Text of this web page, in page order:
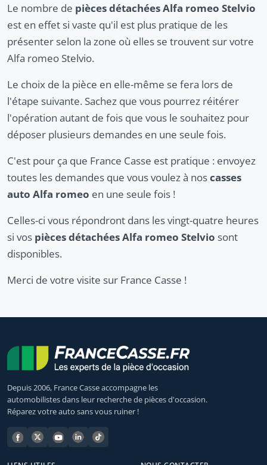
Le nombre de pièces détachées Alfa romeo Stelvio
est en effet si vaste qu'il est plus pratique de les
présenter selon la zone où elles se trouvent sur votre
Alfa romeo Stelvio.
Le choix de la pièce en elle-même se fera lors de
l'étape suivante. Sachez que vous pourrez réitérer
l'opération autant de fois que vous le souhaitez pour
déposer plusieurs demandes en une seule fois.
C'est pour ça que France Casse est pratique : envoyez
toutes les demandes que vous voulez à noscasses
auto Alfa romeo en une seule fois !
Celles-ci vous répondront dans les vingt-quatre heures
si vos pièces détachées Alfa romeo Stelvio sont
disponibles.
Merci de votre visite sur France Casse !
Depuis 2006, France Casse accompagne les
automobilistes dans leur recherche de pièces d'occasion.
Réparez votre auto sans vous ruiner !